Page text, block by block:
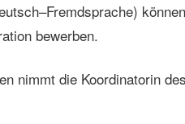
bewerben.
nimmt die Koordinatorin